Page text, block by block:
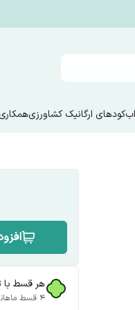
کودهای ارگانیک کشاورزی
هر قسط با
۴ قسط ماهانه. بدون سود، چک و ضامن.